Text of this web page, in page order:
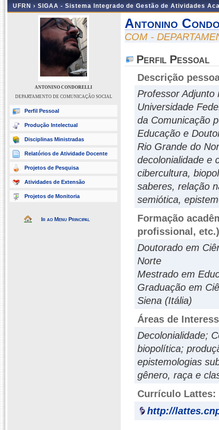
UFRN › SIGAA - Sistema Integrado de Gestão de Atividades
ANTONINO CONDORELLI
DEPARTAMENTO DE COMUNICAÇÃO SOCIAL
Perfil Pessoal
Produção Intelectual
Disciplinas Ministradas
Relatórios de Atividade Docente
Projetos de Pesquisa
Atividades de Extensão
Projetos de Monitoria
Ir ao Menu Principal
Antonino
COM -
Perfil Pessoal
Descrição
Professor Adjunto
Universidade
da Comunicação
Educação e
Rio Grande do
decolonialidade e
cibercultura,
saberes, relação
semiótica,
Formação
profissional, etc.)
Doutorado em
Norte
Mestrado em
Graduação em
Siena (Itália)
Áreas de
Decolonialidade;
biopolítica;
epistemologias
gênero, raça e
Currículo Lattes:
http://